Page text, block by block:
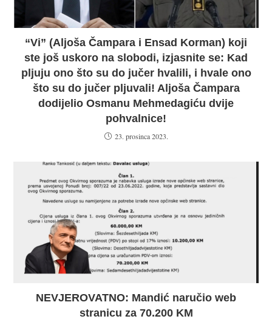
“Vi” (Aljoša Čampara i Ensad Korman) koji
ste još uskoro na slobodi, izjasnite se: Kad
pljuju ono što su do jučer hvalili, i hvale ono
što su do jučer pljuvali! Aljoša Čampara
dodijelio Osmanu Mehmedagiću dvije
pohvalnice!
23. prosinca 2023.
NEVJEROVATNO: Mandić naručio web
stranicu za 70.200 KM